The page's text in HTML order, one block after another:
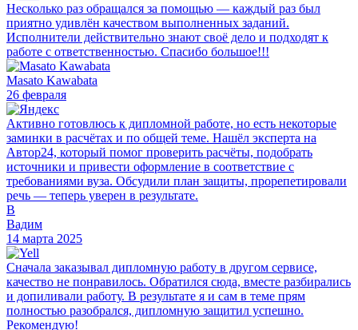
Несколько раз обращался за помощью — каждый раз был
приятно удивлён качеством выполненных заданий.
Исполнители действительно знают своё дело и подходят к
работе с ответственностью. Спасибо большое!!!
Masato Kawabata
26 февраля
Активно готовлюсь к дипломной работе, но есть некоторые
заминки в расчётах и по общей теме. Нашёл эксперта на
Автор24, который помог проверить расчёты, подобрать
источники и привести оформление в соответствие с
требованиями вуза. Обсудили план защиты, прорепетировали
речь — теперь уверен в результате.
В
Вадим
14 марта 2025
Сначала заказывал дипломную работу в другом сервисе,
качество не понравилось. Обратился сюда, вместе разбирались
и допиливали работу. В результате я и сам в теме прям
полностью разобрался, дипломную защитил успешно.
Рекомендую!